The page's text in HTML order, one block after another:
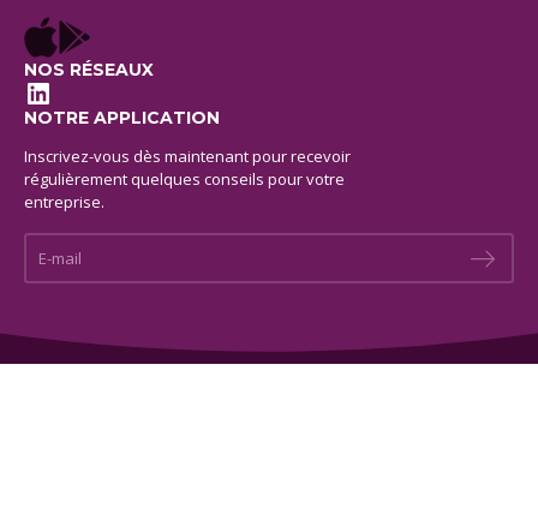
NOS RÉSEAUX
LinkedIn
NOTRE APPLICATION
Inscrivez-vous dès maintenant pour recevoir
régulièrement quelques conseils pour votre
entreprise.